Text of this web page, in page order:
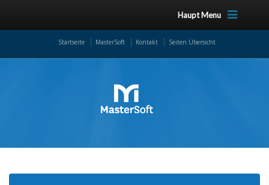
Haupt Menu
Startseite MasterSoft Kontakt Seiten Übersicht